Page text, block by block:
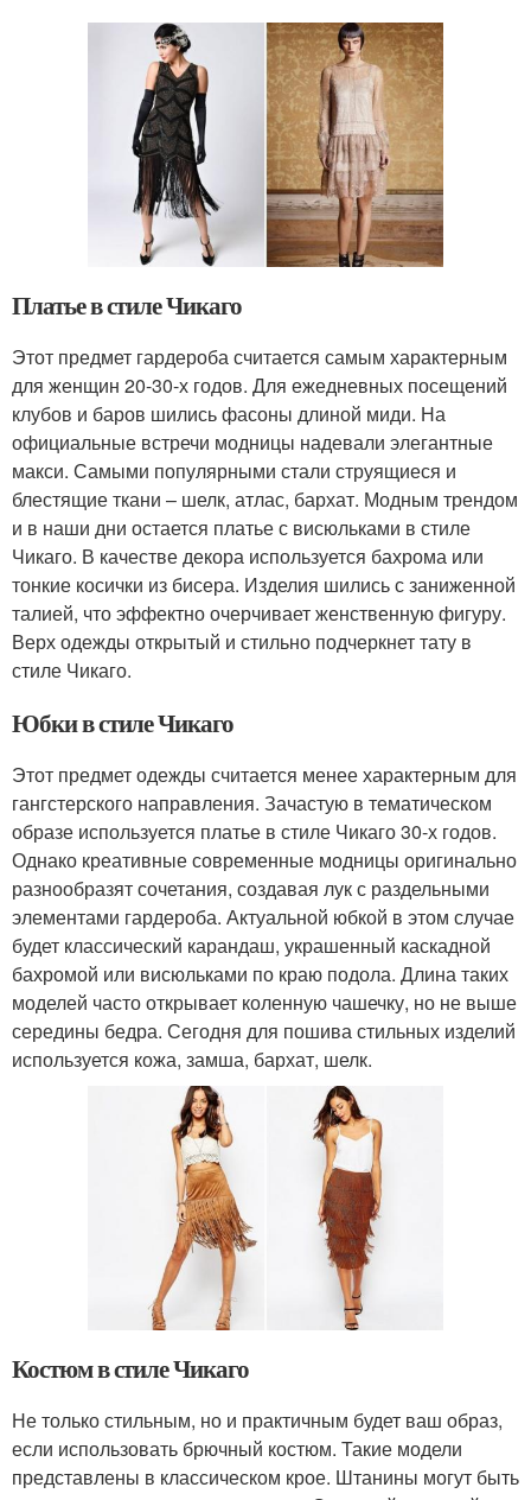
Платье в стиле Чикаго
Этот предмет гардероба считается самым характерным
для женщин 20-30-х годов. Для ежедневных посещений
клубов и баров шились фасоны длиной миди. На
официальные встречи модницы надевали элегантные
макси. Самыми популярными стали струящиеся и
блестящие ткани – шелк, атлас, бархат. Модным трендом
и в наши дни остается платье с висюльками в стиле
Чикаго. В качестве декора используется бахрома или
тонкие косички из бисера. Изделия шились с заниженной
талией, что эффектно очерчивает женственную фигуру.
Верх одежды открытый и стильно подчеркнет тату в
стиле Чикаго.
Юбки в стиле Чикаго
Этот предмет одежды считается менее характерным для
гангстерского направления. Зачастую в тематическом
образе используется платье в стиле Чикаго 30-х годов.
Однако креативные современные модницы оригинально
разнообразят сочетания, создавая лук с раздельными
элементами гардероба. Актуальной юбкой в этом случае
будет классический карандаш, украшенный каскадной
бахромой или висюльками по краю подола. Длина таких
моделей часто открывает коленную чашечку, но не выше
середины бедра. Сегодня для пошива стильных изделий
используется кожа, замша, бархат, шелк.
Костюм в стиле Чикаго
Не только стильным, но и практичным будет ваш образ,
если использовать брючный костюм. Такие модели
представлены в классическом крое. Штанины могут быть